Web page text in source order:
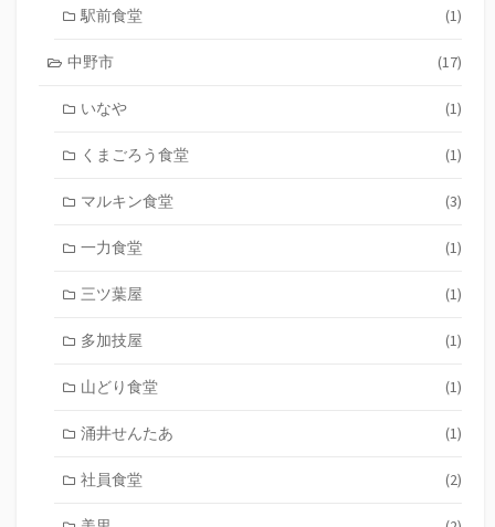
駅前食堂 (1)
中野市 (17)
いなや (1)
くまごろう食堂 (1)
マルキン食堂 (3)
一力食堂 (1)
三ツ葉屋 (1)
多加技屋 (1)
山どり食堂 (1)
涌井せんたあ (1)
社員食堂 (2)